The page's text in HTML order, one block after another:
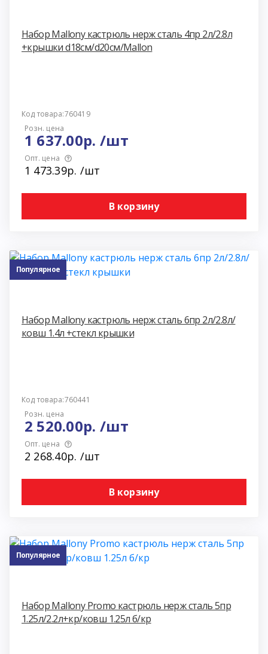
Набор Mallony кастрюль нерж сталь 4пр 2л/2.8л
+крышки d18см/d20см/Mallon
Код товара:760419
Розн. цена
1 637.00р. /шт
Опт. цена
1 473.39р. /шт
В корзину
Популярное
Набор Mallony кастрюль нерж сталь 6пр 2л/2.8л/
ковш 1.4л +стекл крышки
Код товара:760441
Розн. цена
2 520.00р. /шт
Опт. цена
2 268.40р. /шт
В корзину
Популярное
Набор Mallony Promo кастрюль нерж сталь 5пр
1.25л/2.2л+кр/ковш 1.25л б/кр